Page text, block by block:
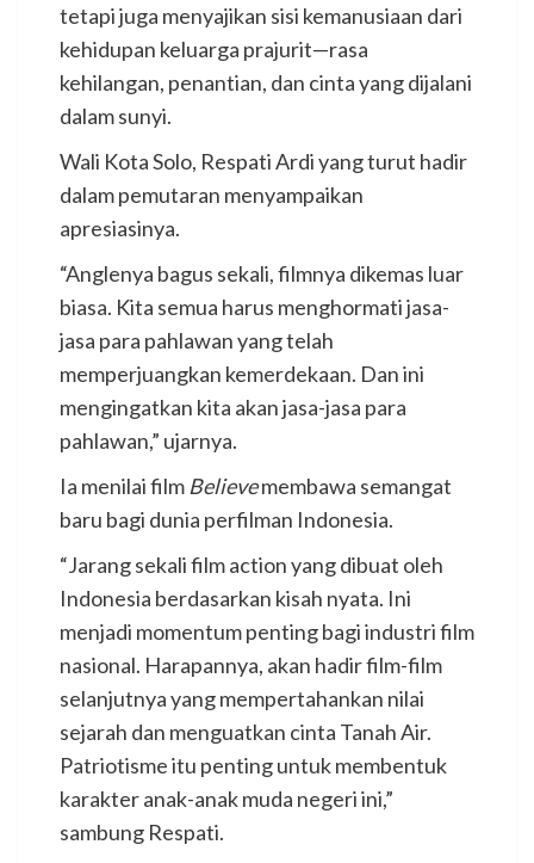
tetapi juga menyajikan sisi kemanusiaan dari
kehidupan keluarga prajurit—rasa
kehilangan, penantian, dan cinta yang dijalani
dalam sunyi.
Wali Kota Solo, Respati Ardi yang turut hadir
dalam pemutaran menyampaikan
apresiasinya.
“Anglenya bagus sekali, filmnya dikemas luar
biasa. Kita semua harus menghormati jasa-
jasa para pahlawan yang telah
memperjuangkan kemerdekaan. Dan ini
mengingatkan kita akan jasa-jasa para
pahlawan,” ujarnya.
Ia menilai filmBelievemembawa semangat
baru bagi dunia perfilman Indonesia.
“Jarang sekali film action yang dibuat oleh
Indonesia berdasarkan kisah nyata. Ini
menjadi momentum penting bagi industri film
nasional. Harapannya, akan hadir film-film
selanjutnya yang mempertahankan nilai
sejarah dan menguatkan cinta Tanah Air.
Patriotisme itu penting untuk membentuk
karakter anak-anak muda negeri ini,”
sambung Respati.